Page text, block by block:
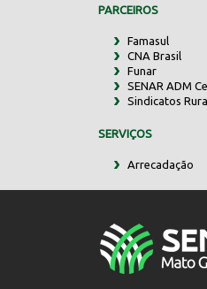
PARCEIROS
Famasul
CNA Brasil
Funar
SENAR ADM
Sindicatos
SERVIÇOS
Arrecadação